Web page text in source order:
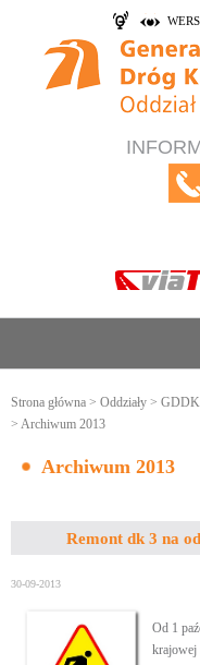
Strona główna > Oddziały >
> Archiwum 2013
Archiwum 2013
Remont dk 3 na
30-09-2013
Od 1
krajowej